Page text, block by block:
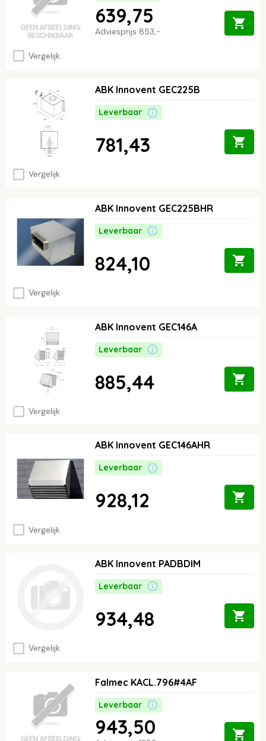
Vergelijk
Adviesprijs 853,-
639,75
Vergelijk
ABK Innovent GEC225B
Leverbaar
781,43
Vergelijk
ABK Innovent GEC225BHR
Leverbaar
824,10
Vergelijk
ABK Innovent GEC146A
Leverbaar
885,44
Vergelijk
ABK Innovent GEC146AHR
Leverbaar
928,12
Vergelijk
ABK Innovent PADBDIM
Leverbaar
934,48
Falmec KACL.796#4AF
Leverbaar
943,50